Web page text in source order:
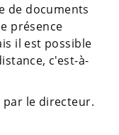
de documents
présence
il est possible
c'est-à-
le directeur.